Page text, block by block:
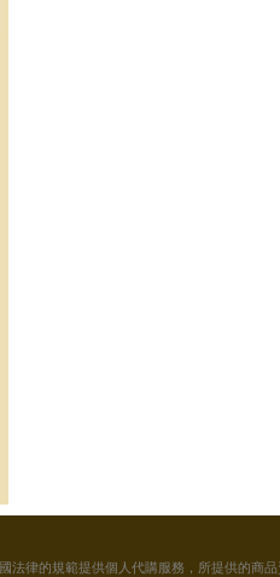
法律的規範提供個人代購服務，所提供的商